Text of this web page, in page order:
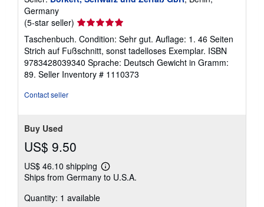
Germany
(5-star seller) Seller
rating
5
out
of
5
Taschenbuch. Condition: Sehr gut. Auflage: 1. 46 Seiten
Strich auf Fußschnitt, sonst tadelloses Exemplar. ISBN
9783428039340 Sprache: Deutsch Gewicht in Gramm:
89. Seller Inventory # 1110373
Contact seller
Buy Used
US$ 9.50
US$ 46.10 shipping
Learn
more
Ships from Germany to U.S.A.
Quantity: 1 available